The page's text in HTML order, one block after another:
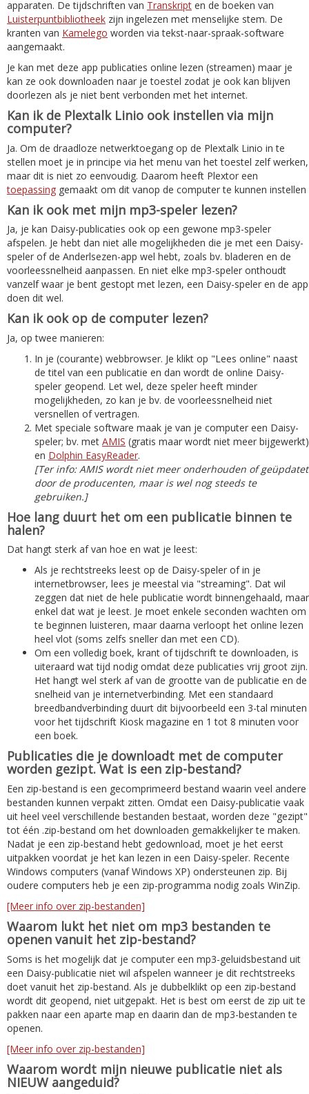
apparaten. De tijdschriften van Transkript en de boeken van
Luisterpuntbibliotheek zijn ingelezen met menselijke stem. De
kranten van Kamelego worden via tekst-naar-spraak-software
aangemaakt.
Je kan met deze app publicaties online lezen (streamen) maar je
kan ze ook downloaden naar je toestel zodat je ook kan blijven
doorlezen als je niet bent verbonden met het internet.
Kan ik de Plextalk Linio ook instellen via mijn
computer?
Ja. Om de draadloze netwerktoegang op de Plextalk Linio in te
stellen moet je in principe via het menu van het toestel zelf werken,
maar dit is niet zo eenvoudig. Daarom heeft Plextor een
toepassing gemaakt om dit vanop de computer te kunnen instellen
Kan ik ook met mijn mp3-speler lezen?
Ja, je kan Daisy-publicaties ook op een gewone mp3-speler
afspelen. Je hebt dan niet alle mogelijkheden die je met een Daisy-
speler of de Anderlsezen-app wel hebt, zoals bv. bladeren en de
voorleessnelheid aanpassen. En niet elke mp3-speler onthoudt
vanzelf waar je bent gestopt met lezen, een Daisy-speler en de app
doen dit wel.
Kan ik ook op de computer lezen?
Ja, op twee manieren:
In je (courante) webbrowser. Je klikt op "Lees online" naast
de titel van een publicatie en dan wordt de online Daisy-
speler geopend. Let wel, deze speler heeft minder
mogelijkheden, zo kan je bv. de voorleessnelheid niet
versnellen of vertragen.
Met speciale software maak je van je computer een Daisy-
speler; bv. met AMIS (gratis maar wordt niet meer bijgewerkt)
en Dolphin EasyReader.
[Ter info: AMIS wordt niet meer onderhouden of geüpdatet
door de producenten, maar is wel nog steeds te
gebruiken.]
Hoe lang duurt het om een publicatie binnen te
halen?
Dat hangt sterk af van hoe en wat je leest:
Als je rechtstreeks leest op de Daisy-speler of in je
internetbrowser, lees je meestal via "streaming". Dat wil
zeggen dat niet de hele publicatie wordt binnengehaald, maar
enkel dat wat je leest. Je moet enkele seconden wachten om
te beginnen luisteren, maar daarna verloopt het online lezen
heel vlot (soms zelfs sneller dan met een CD).
Om een volledig boek, krant of tijdschrift te downloaden, is
uiteraard wat tijd nodig omdat deze publicaties vrij groot zijn.
Het hangt wel sterk af van de grootte van de publicatie en de
snelheid van je internetverbinding. Met een standaard
breedbandverbinding duurt dit bijvoorbeeld een 3-tal minuten
voor het tijdschrift Kiosk magazine en 1 tot 8 minuten voor
een boek.
Publicaties die je downloadt met de computer
worden gezipt. Wat is een zip-bestand?
Een zip-bestand is een gecomprimeerd bestand waarin veel andere
bestanden kunnen verpakt zitten. Omdat een Daisy-publicatie vaak
uit heel veel verschillende bestanden bestaat, worden deze "gezipt"
tot één .zip-bestand om het downloaden gemakkelijker te maken.
Nadat je een zip-bestand hebt gedownload, moet je het eerst
uitpakken voordat je het kan lezen in een Daisy-speler. Recente
Windows computers (vanaf Windows XP) ondersteunen zip. Bij
oudere computers heb je een zip-programma nodig zoals WinZip.
[Meer info over zip-bestanden]
Waarom lukt het niet om mp3 bestanden te
openen vanuit het zip-bestand?
Soms is het mogelijk dat je computer een mp3-geluidsbestand uit
een Daisy-publicatie niet wil afspelen wanneer je dit rechtstreeks
doet vanuit het zip-bestand. Als je dubbelklikt op een zip-bestand
wordt dit geopend, niet uitgepakt. Het is best om eerst de zip uit te
pakken naar een aparte map en daarin dan de mp3-bestanden te
openen.
[Meer info over zip-bestanden]
Waarom wordt mijn nieuwe publicatie niet als
NIEUW aangeduid?